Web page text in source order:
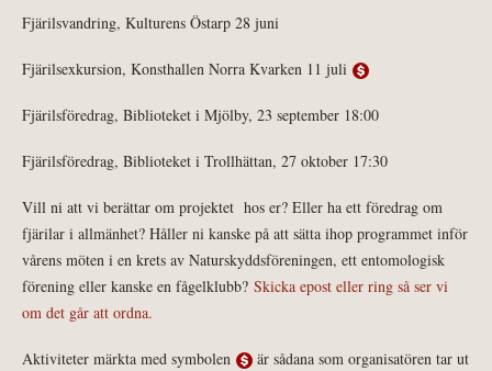
Fjärilsvandring, Kulturens Östarp 28 juni
Fjärilsexkursion, Konsthallen Norra Kvarken 11 juli
Fjärilsföredrag, Biblioteket i Mjölby, 23 september 18:00
Fjärilsföredrag, Biblioteket i Trollhättan, 27 oktober 17:30
Vill ni att vi berättar om projektet hos er? Eller ha ett föredrag om
fjärilar i allmänhet? Håller ni kanske på att sätta ihop programmet inför
vårens möten i en krets av Naturskyddsföreningen, ett entomologisk
förening eller kanske en fågelklubb? Skicka epost eller ring så ser vi
om det går att ordna.
Aktiviteter märkta med symbolen
är sådana som organisatören tar ut